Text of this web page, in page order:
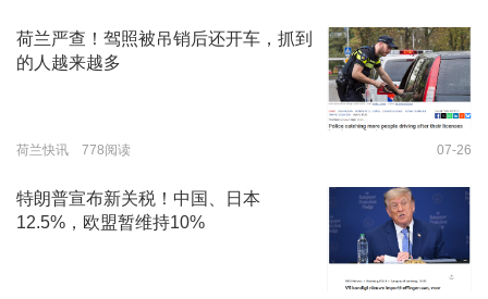
荷兰严查！驾照被吊销后还开车，抓到
的人越来越多
荷兰快讯 778阅读 07-26
特朗普宣布新关税！中国、日本
12.5%，欧盟暂维持10%